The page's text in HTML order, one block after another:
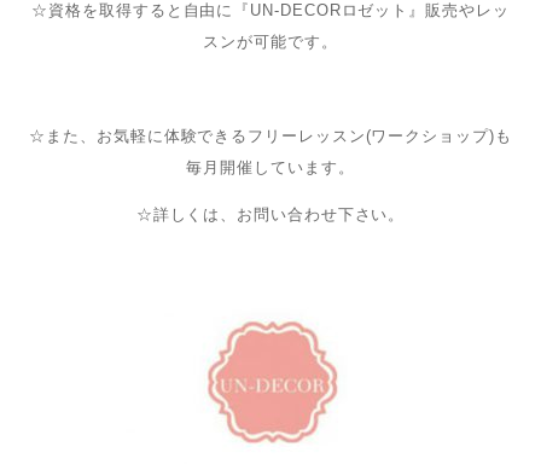
☆資格を取得すると自由に『UN-DECORロゼット』販売やレッ
スンが可能です。
☆また、お気軽に体験できるフリーレッスン(ワークショップ)も
毎月開催しています。
☆詳しくは、お問い合わせ下さい。